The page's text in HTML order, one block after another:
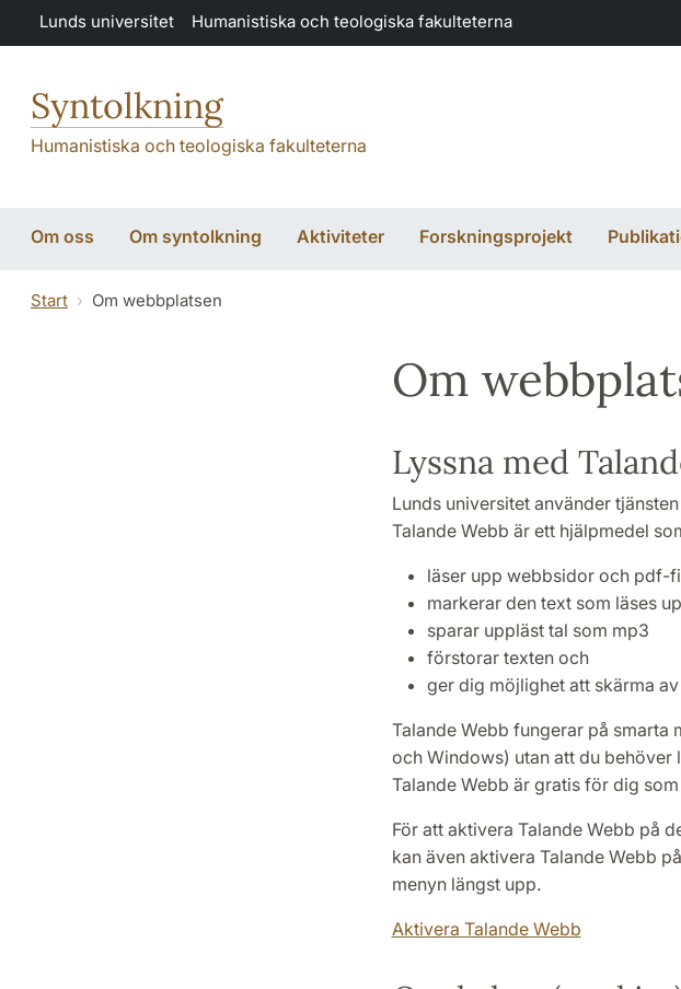
Hoppa till huvudinnehåll
Lunds universitet Humanistiska och teologiska fakulteterna
Syntolkning
Humanistiska och teologiska fakulteterna
Om oss Om syntolkning Aktiviteter Forskningsprojekt
Start Om webbplatsen
Om
Lyssna med
Lunds universitet använder
Talande Webb är ett hjälpmedel
läser upp webbsidor och pdf-
markerar den text som läses
sparar uppläst tal som mp3
förstorar texten och
ger dig möjlighet att skärma
Talande Webb fungerar på
och Windows) utan att du
Talande Webb är gratis för dig
För att aktivera Talande Webb på
kan även aktivera Talande Webb
menyn längst upp.
Aktivera Talande Webb